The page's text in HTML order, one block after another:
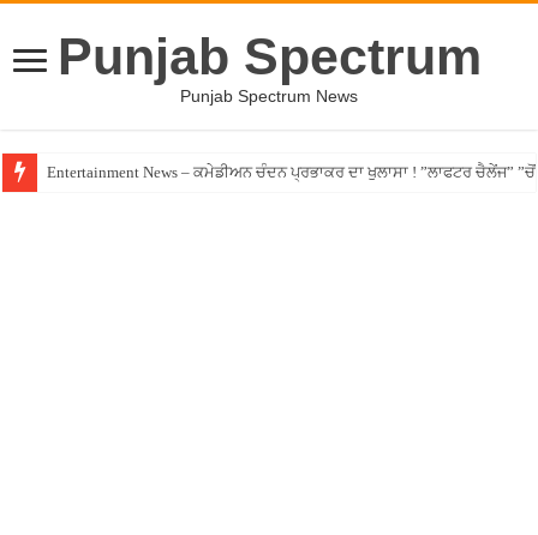
Punjab Spectrum
Punjab Spectrum News
Entertainment News – ਕਮੇਡੀਅਨ ਚੰਦਨ ਪ੍ਰਭਾਕਰ ਦਾ ਖੁਲਾਸਾ ! ”ਲਾਫਟਰ ਚੈਲੇਂਜ”